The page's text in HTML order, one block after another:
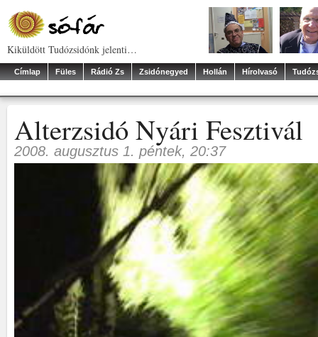
Kiküldött Tudózsidónk jelenti…
Címlap Füles Rádió Zs Zsidónegyed Hollán Hírolvasó
Alterzsidó Nyári Fesztivál
2008. augusztus 1. péntek, 20:37